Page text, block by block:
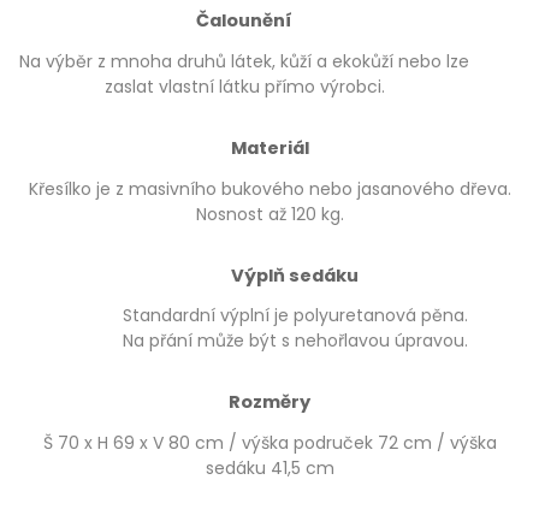
Čalounění
Na výběr z mnoha druhů látek, kůží a ekokůží nebo lze
zaslat vlastní látku přímo výrobci.
Materiál
Křesílko je z masivního bukového nebo jasanového dřeva.
Nosnost až 120 kg.
Výplň sedáku
Standardní výplní je polyuretanová pěna.
Na přání může být s nehořlavou úpravou.
Rozměry
Š 70 x H 69 x V 80 cm / výška područek 72 cm / výška
sedáku 41,5 cm